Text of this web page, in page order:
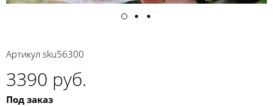
Артикул sku56300
3390 руб.
Под заказ